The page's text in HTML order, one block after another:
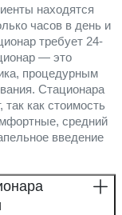
находятся
часов в день и
требует 24-
— это
процедурным
Стационара
как стоимость
средний
введение